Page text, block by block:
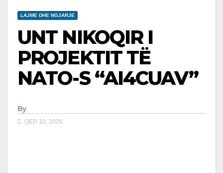
LAJME DHE NGJARJE
UNT NIKOQIR I
PROJEKTIT TË
NATO-S “AI4CUAV”
By
QER 10, 2026